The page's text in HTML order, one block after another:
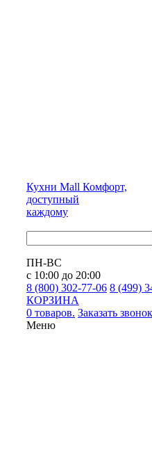
Кухни Mall Комфорт,
доступный
каждому
ПН-ВС
с 10:00 до 20:00
8 (800) 302-77-06 8 (499)
КОРЗИНА
0 товаров. Заказать звонок
Меню